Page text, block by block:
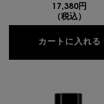
17,380円
（税込）
カートに入れる